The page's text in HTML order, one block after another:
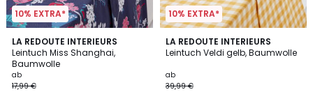
10% EXTRA*
LA REDOUTE INTERIEURS
Leintuch Miss Shanghai,
Baumwolle
ab
17,99 €
4,6
/ 5
10% EXTRA*
LA REDOUTE INTERIEURS
Leintuch Veldi gelb, Baumwolle
ab
39,99 €
4,5
/ 5